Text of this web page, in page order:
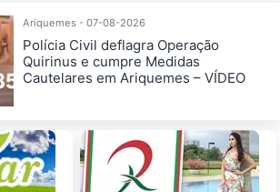
Ariquemes - 07-08-2026
Polícia Civil deflagra Operação
Quirinus e cumpre Medidas
Cautelares em Ariquemes – VÍDEO